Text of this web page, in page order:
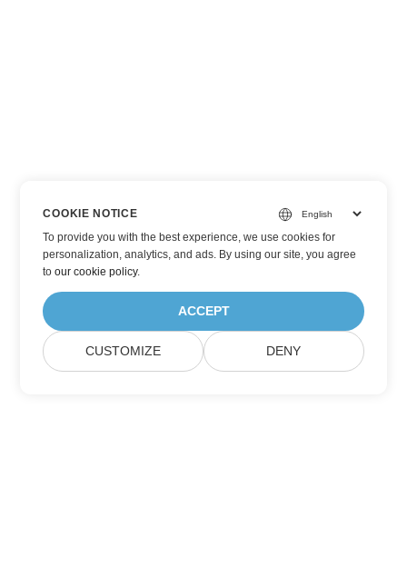
COOKIE NOTICE
To provide you with the best experience, we use cookies for
personalization, analytics, and ads. By using our site, you agree
toour cookie policy.
ACCEPT
CUSTOMIZE DENY